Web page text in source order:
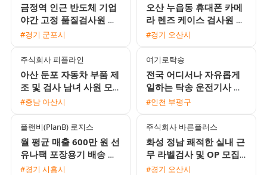
금정역 인근 반도체 기업
야간 고정 품질검사원 모
집 편안한 좌식근무와 사
#경기 군포시
오산 누읍동 휴대폰 카메
라 렌즈 케이스 검사원 채
용 통근버스 및 기숙사 제
#경기 오산시
주식회사 피플라인
아산 둔포 자동차 부품 제
조 및 검사 남녀 사원 모
집 통근버스 운행 및 교통
#충남 아산시
여기로탁송
전국 어디서나 자유롭게
일하는 탁송 운전기사 모
집 / 월 450만원 수준 / 초
#인천 부평구
플랜비(PlanB) 로지스
월 평균 매출 600만 원 선
유나팩 포장용기 배송 기
사 모집 경력 무관 외국인
#경기 시흥시
주식회사 바른플러스
화성 정남 쾌적한 실내 근
무 라벨검사 및 OP 모집
주간고정 교대선택 가능
#경기 오산시